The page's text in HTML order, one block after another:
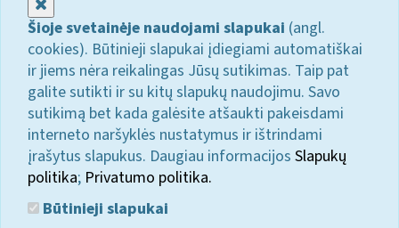
Šioje svetainėje naudojami slapukai (angl.
cookies). Būtinieji slapukai įdiegiami automatiškai
ir jiems nėra reikalingas Jūsų sutikimas. Taip pat
galite sutikti ir su kitų slapukų naudojimu. Savo
sutikimą bet kada galėsite atšaukti pakeisdami
interneto naršyklės nustatymus ir ištrindami
įrašytus slapukus. Daugiau informacijos Slapukų
politika; Privatumo politika.
Būtinieji slapukai